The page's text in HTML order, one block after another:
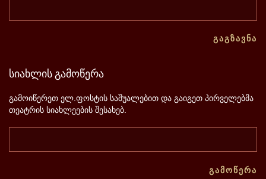
ᲒᲐᲒᲖᲐᲕᲜᲐ
სიახლისგამოწერა
გამოიწერეთ ელ.ფოსტის საშუალებით და გაიგეთ პირველებმა
თეატრის სიახლეების შესახებ.
ᲒᲐᲛᲝᲬᲔᲠᲐ